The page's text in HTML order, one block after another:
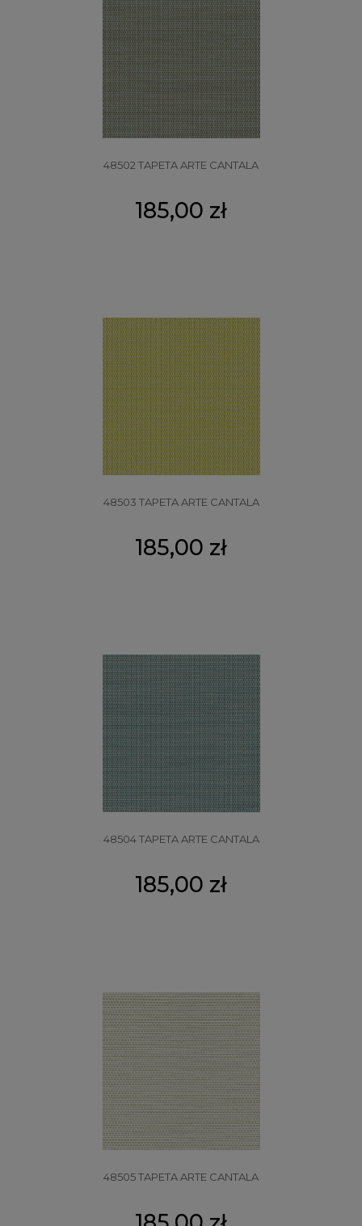
48502 TAPETA ARTE CANTALA
185,00 zł
48503 TAPETA ARTE CANTALA
185,00 zł
48504 TAPETA ARTE CANTALA
185,00 zł
48505 TAPETA ARTE CANTALA